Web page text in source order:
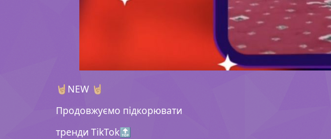
🤘🏼NEW 🤘🏼
Продовжуємо підкорювати
тренди TikTok🔝